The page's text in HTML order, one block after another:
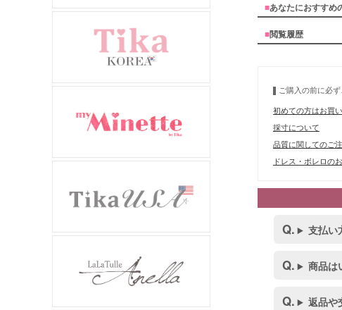
■あなたにおすすめ
■閲覧履歴
ご購入の前に必
初めての方はお買
採寸について
品質に関してのご
ドレス・ボレロの
支払い
商品は
返品や